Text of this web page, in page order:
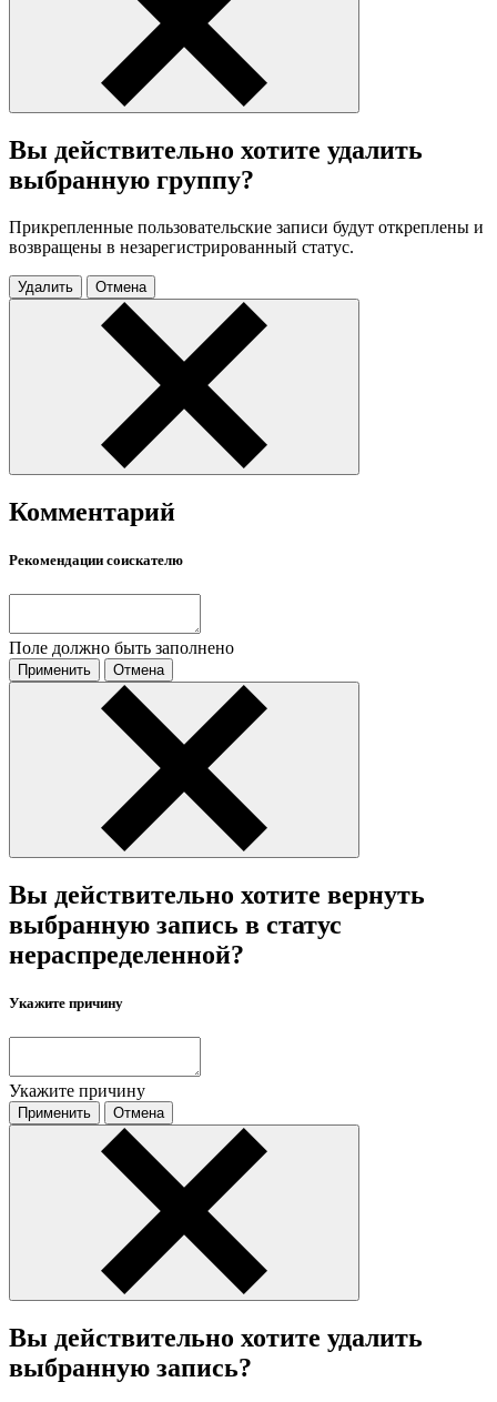
Вы действительно хотите удалить
выбранную группу?
Прикрепленные пользовательские записи будут откреплены и
возвращены в незарегистрированный статус.
Удалить Отмена
Комментарий
Рекомендации соискателю
Поле должно быть заполнено
Применить Отмена
Вы действительно хотите вернуть
выбранную запись в статус
нераспределенной?
Укажите причину
Укажите причину
Применить Отмена
Вы действительно хотите удалить
выбранную запись?